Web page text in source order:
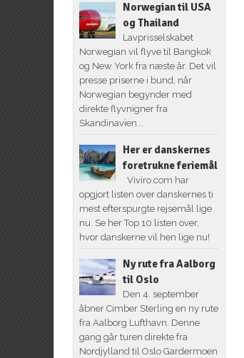
Norwegian til USA
og Thailand
Lavprisselskabet
Norwegian vil flyve til Bangkok
og New York fra næste år. Det vil
presse priserne i bund, når
Norwegian begynder med
direkte flyvnigner fra
Skandinavien...
Her er danskernes
foretrukne feriemål
Viviro.com har
opgjort listen over danskernes ti
mest efterspurgte rejsemål lige
nu. Se her Top 10 listen over,
hvor danskerne vil hen lige nu!
Ny rute fra Aalborg
til Oslo
Den 4. september
åbner Cimber Sterling en ny rute
fra Aalborg Lufthavn. Denne
gang går turen direkte fra
Nordjylland til Oslo Gardermoen